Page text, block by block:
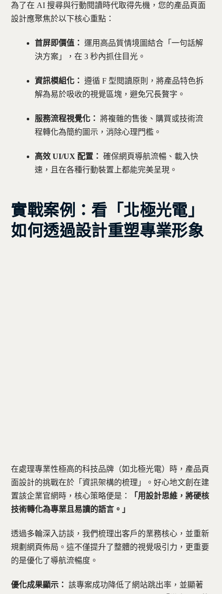
為了在 AI 搜尋與行動閱讀時代取得先機，您的產品頁面
設計應聚焦於以下核心重點：
首屏即價值： 運用高品質情境圖結合「一句話解
決方案」，在 3 秒內抓住目光。
資訊模組化： 遵循 F 型閱讀原則，將產品特色拆
解為易於吸收的視覺區塊，避免冗長贅字。
服務流程視覺化： 將複雜的售後、購買或技術流
程轉化為簡約圖示，消除心理門檻。
高效 UI/UX 配置： 確保網頁導航流暢、載入快
速，且在各種行動裝置上都能完美呈現。
實戰案例：看「北極光電」
如何透過設計重塑專業形象
在處理專業性極高的科技品牌（如北極光電）時，產品頁
面設計的挑戰在於「資訊架構的梳理」。好心地文創在建
置該企業官網時，核心策略便是：
「用設計思維，將硬核
技術轉化為專業且易讀的語言。」
透過多輪深入訪談，我們梳理出客戶的業務核心，並重新
規劃網頁佈局。這不僅提升了整體的視覺吸引力，更重要
的是優化了導航流暢度。
優化成果顯示： 該專案成功降低了網站跳出率，並顯著